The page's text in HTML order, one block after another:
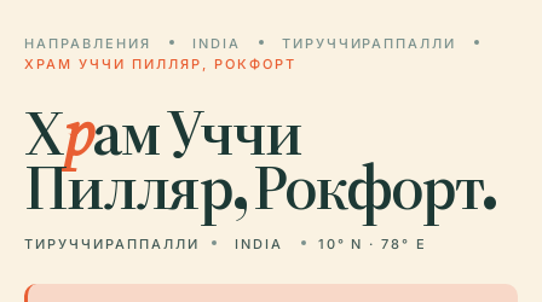
НАПРАВЛЕНИЯ INDIA
ТИРУЧЧИРАППАЛЛИ
ХРАМ УЧЧИ ПИЛЛЯР, РОКФОРТ
Храм Уччи
Пилляр, Рокфорт.
ТИРУЧЧИРАППАЛЛИ INDIA 10° N · 78° E